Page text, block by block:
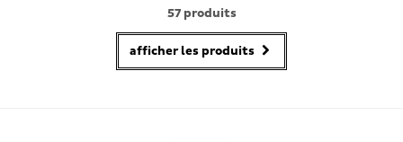
57 produits
afficher les produits